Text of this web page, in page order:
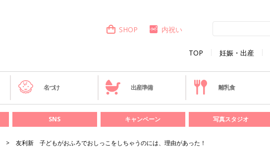
TOP 妊娠・出産
SHOP 内祝い
名づけ 出産準備 離乳食
SNS キャンペーン 写真スタジオ
友利新 子どもがおふろでおしっこをしちゃうのには、理由があった！